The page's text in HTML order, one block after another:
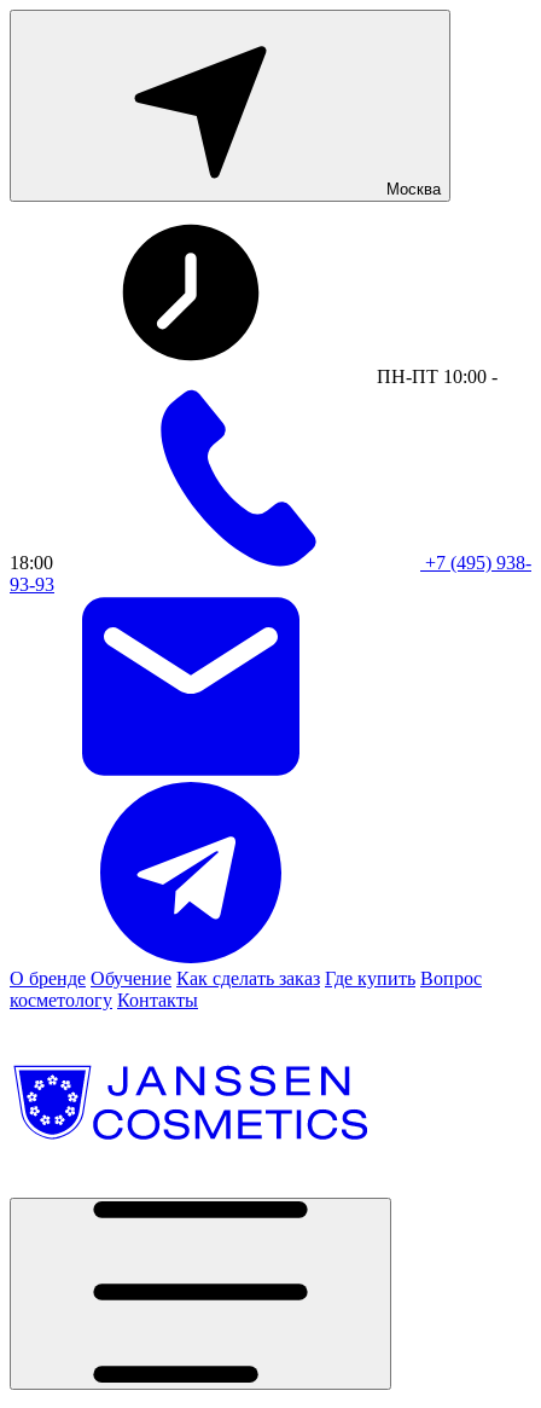
Москва
ПН-ПТ 10:00 -
18:00
+7 (495) 938-
93-93
О бренде Обучение Как сделать заказ Где купить Вопрос
косметологу Контакты